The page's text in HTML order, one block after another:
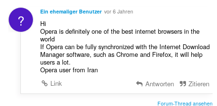
n
e
n
:
? Ein ehemaliger Benutzer vor 6 Jahren
Hi
Opera is definitely one of the best internet browsers in the
world
If Opera can be fully synchronized with the Internet Download
Manager software, such as Chrome and Firefox, it will help
users a lot.
Opera user from Iran
Link
Antworten Zitieren
Forum-Thread ansehen